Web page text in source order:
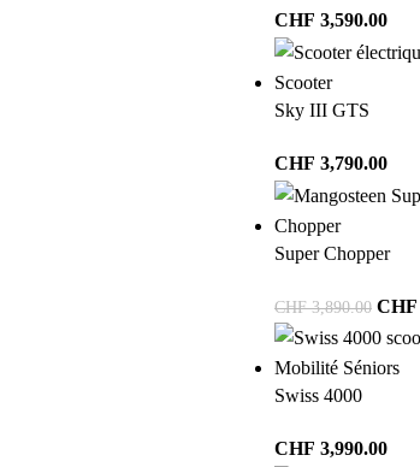
CHF 3,590.00
Scooter
Sky III GTS
CHF 3,790.00
Chopper
Super Chopper
CHF3,890.00 CHF
Mobilité Séniors
Swiss 4000
CHF 3,990.00